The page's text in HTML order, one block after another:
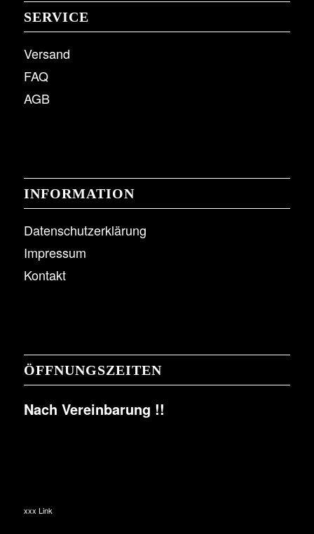
SERVICE
Versand
FAQ
AGB
INFORMATION
Datenschutzerklärung
Impressum
Kontakt
ÖFFNUNGSZEITEN
Nach Vereinbarung !!
xxx Link